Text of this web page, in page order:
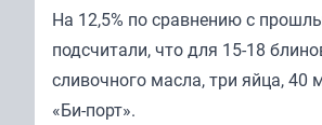
На 12,5% по сравнению с
подсчитали, что для 15-18
сливочного масла, три яйца, 40
«Би-порт».